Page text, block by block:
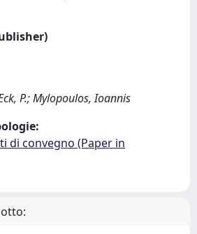
P.; Mylopoulos, Ioannis
di convegno (Paper in